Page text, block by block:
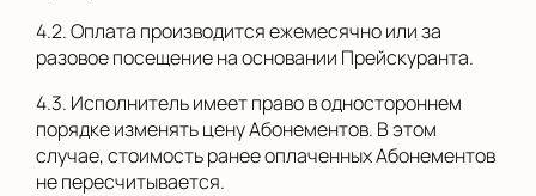
4.2. Оплата производится ежемесячно или за
разовое посещение на основании Прейскуранта.
4.3. Исполнитель имеет право в одностороннем
порядке изменять цену Абонементов. В этом
случае, стоимость ранее оплаченных Абонементов
не пересчитывается.